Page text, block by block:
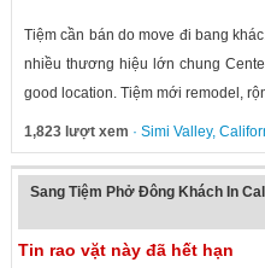
Tiệm cần bán do move đi bang
nhiều thương hiệu lớn chung
good location. Tiệm mới remodel,
1,823 lượt xem · Simi Valley,
Sang Tiệm Phở Đông Khách In
Tin rao vặt này đã hết hạn